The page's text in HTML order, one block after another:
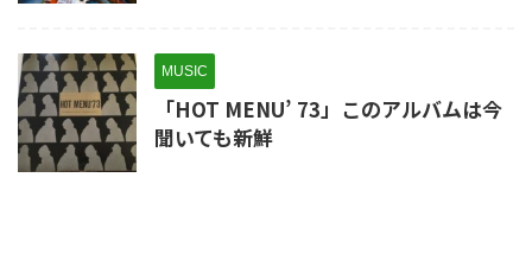
MUSIC
「HOT MENU’ 73」このアルバムは今
聞いても新鮮